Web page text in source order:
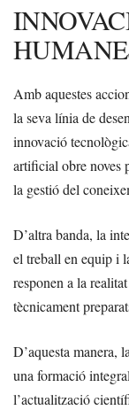
Amb aquestes
la seva línia de
innovació
artificial obre noves
la gestió del
D’altra banda, la
el treball en equip i
responen a la
tècnicament
D’aquesta manera,
una formació
l’actualització